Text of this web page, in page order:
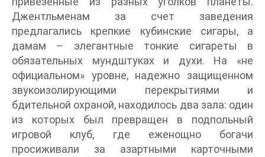
Джентльменам за счет заведения
предлагались крепкие кубинские сигары, а
дамам – элегантные тонкие сигареты в
обязательных мундштуках и духи. На «не
официальном» уровне, надежно защищенном
звукоизолирующими перекрытиями и
бдительной охраной, находилось два зала: один
из которых был превращен в подпольный
игровой клуб, где еженощно богачи
просиживали за азартными карточными